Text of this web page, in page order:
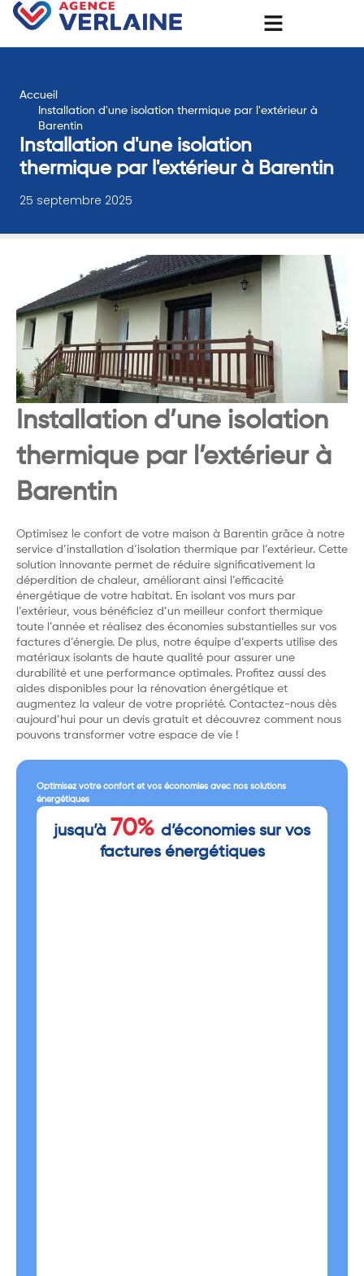
Accueil
Installation d'une isolation thermique par l'extérieur à
Barentin
Installation d'une isolation
thermique par l'extérieur à Barentin
25 septembre 2025
Installation d’une isolation
thermique par l’extérieur à
Barentin
Optimisez le confort de votre maison à Barentin grâce à notre
service d’installation d’isolation thermique par l’extérieur. Cette
solution innovante permet de réduire significativement la
déperdition de chaleur, améliorant ainsi l’efficacité
énergétique de votre habitat. En isolant vos murs par
l’extérieur, vous bénéficiez d’un meilleur confort thermique
toute l’année et réalisez des économies substantielles sur vos
factures d’énergie. De plus, notre équipe d’experts utilise des
matériaux isolants de haute qualité pour assurer une
durabilité et une performance optimales. Profitez aussi des
aides disponibles pour la rénovation énergétique et
augmentez la valeur de votre propriété. Contactez-nous dès
aujourd’hui pour un devis gratuit et découvrez comment nous
pouvons transformer votre espace de vie !
Optimisez votre confort et vos économies avec nos solutions
énergétiques
jusqu’à 70% d’économies sur vos
factures énergétiques